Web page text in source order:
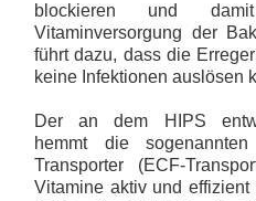
blockieren und
Vitaminversorgung der
führt dazu, dass die
keine Infektionen auslösen
Der an dem HIPS
hemmt die sogenannten
Transporter (ECF-
Vitamine aktiv und